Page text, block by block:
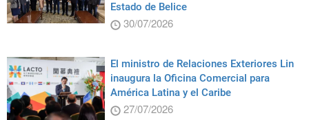
Estado de Belice
30/07/2026
El ministro de Relaciones Exteriores Lin
inaugura la Oficina Comercial para
América Latina y el Caribe
27/07/2026